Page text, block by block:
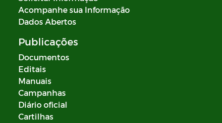
Acompanhe sua Informação
Dados Abertos
Publicações
Documentos
Editais
Manuais
Campanhas
Diário oficial
Cartilhas